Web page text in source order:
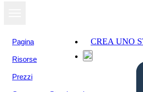
Pagina
Risorse
Prezzi
CREA UNO